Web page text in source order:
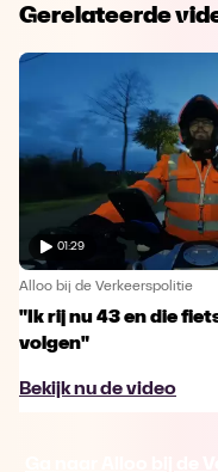
Gerelateerde
01:29
Alloo bij de Verkeerspolitie
"Ik rij nu 43 en die
volgen"
Bekijk nu de video